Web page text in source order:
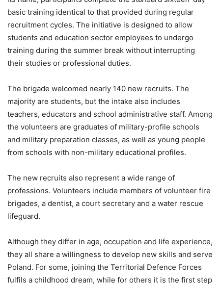
basic training identical to that provided during regular
recruitment cycles. The initiative is designed to allow
students and education sector employees to undergo
training during the summer break without interrupting
their studies or professional duties.
The brigade welcomed nearly 140 new recruits. The
majority are students, but the intake also includes
teachers, educators and school administrative staff. Among
the volunteers are graduates of military-profile schools
and military preparation classes, as well as young people
from schools with non-military educational profiles.
The new recruits also represent a wide range of
professions. Volunteers include members of volunteer fire
brigades, a dentist, a court secretary and a water rescue
lifeguard.
Although they differ in age, occupation and life experience,
they all share a willingness to develop new skills and serve
Poland. For some, joining the Territorial Defence Forces
fulfils a childhood dream, while for others it is the first step